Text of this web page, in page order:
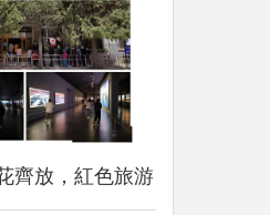
齊放，紅色旅游